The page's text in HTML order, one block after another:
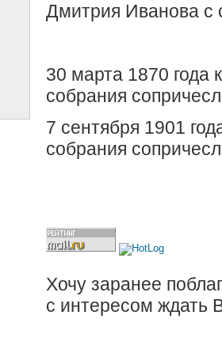
Дмитрия Иванова
30 марта 1870 года
собрания
7 сентября 1901
собрания
Хочу заранее
с интересом ждать